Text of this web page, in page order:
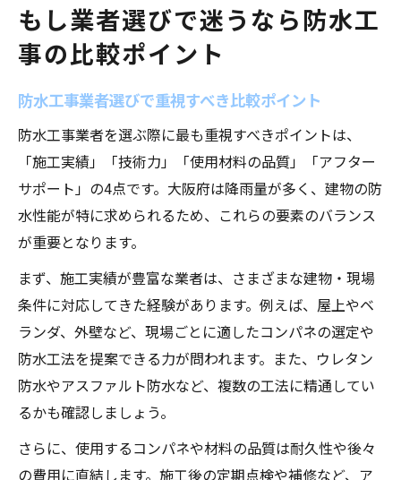
もし業者選びで迷うなら防水工
事の比較ポイント
防水工事業者選びで重視すべき比較ポイント
防水工事業者を選ぶ際に最も重視すべきポイントは、
「施工実績」「技術力」「使用材料の品質」「アフター
サポート」の4点です。大阪府は降雨量が多く、建物の防
水性能が特に求められるため、これらの要素のバランス
が重要となります。
まず、施工実績が豊富な業者は、さまざまな建物・現場
条件に対応してきた経験があります。例えば、屋上やベ
ランダ、外壁など、現場ごとに適したコンパネの選定や
防水工法を提案できる力が問われます。また、ウレタン
防水やアスファルト防水など、複数の工法に精通してい
るかも確認しましょう。
さらに、使用するコンパネや材料の品質は耐久性や後々
の費用に直結します。施工後の定期点検や補修など、ア